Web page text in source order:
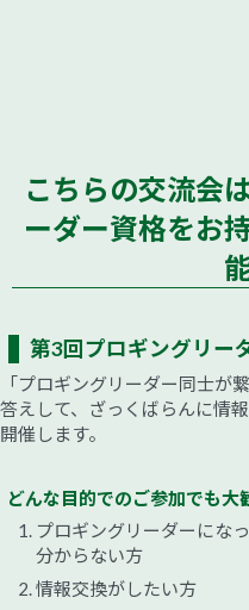
こちらの交流会
ーダー資格をお
第3回プロギングリー
「プロギングリーダー同士が
答えして、ざっくばらんに情
開催します。
どんな目的でのご参加でも大
プロギングリーダーにな
分からない方
情報交換がしたい方